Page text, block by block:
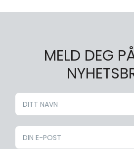
MELD DEG